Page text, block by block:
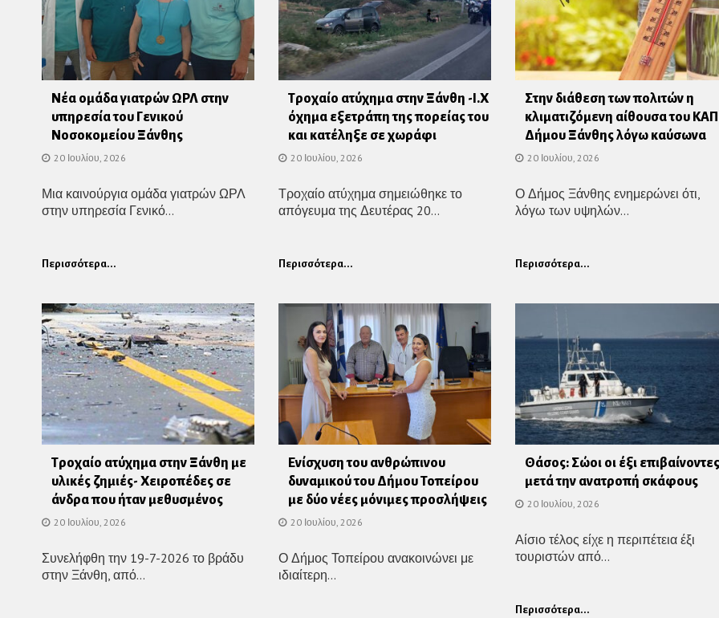
Νέα ομάδα γιατρών ΩΡΛ στην
υπηρεσία του Γενικού
Νοσοκομείου Ξάνθης
20 Ιουλίου, 2026
Μια καινούργια ομάδα γιατρών ΩΡΛ
στην υπηρεσία Γενικό...
Περισσότερα...
Τροχαίο ατύχημα στην Ξάνθη -Ι.Χ
όχημα εξετράπη της πορείας του
και κατέληξε σε χωράφι
20 Ιουλίου, 2026
Τροχαίο ατύχημα σημειώθηκε το
απόγευμα της Δευτέρας 20...
Περισσότερα...
Στην διάθεση των πολιτών η
κλιματιζόμενη αίθουσα του
Δήμου Ξάνθης λόγω καύσωνα
20 Ιουλίου, 2026
Ο Δήμος Ξάνθης ενημερώνει ότι,
λόγω των υψηλών...
Περισσότερα...
Τροχαίο ατύχημα στην Ξάνθη με
υλικές ζημιές- Χειροπέδες σε
άνδρα που ήταν μεθυσμένος
20 Ιουλίου, 2026
Συνελήφθη την 19-7-2026 το βράδυ
στην Ξάνθη, από...
Ενίσχυση του ανθρώπινου
δυναμικού του Δήμου Τοπείρου
με δύο νέες μόνιμες προσλήψεις
20 Ιουλίου, 2026
Ο Δήμος Τοπείρου ανακοινώνει με
ιδιαίτερη...
Θάσος: Σώοι οι έξι
μετά την ανατροπή σκάφους
20 Ιουλίου, 2026
Αίσιο τέλος είχε η περιπέτεια έξι
τουριστών από...
Περισσότερα...